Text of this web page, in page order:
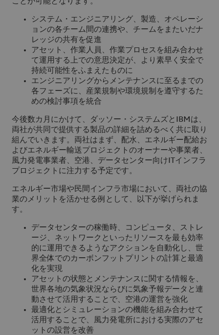
システム・エンジニアリング、製造、オペレーシ
ョンの各チーム間の連携や、チームをまたいだナ
レッジの共有を促進
アセット、作業人員、作業プロセスを組み合わせ
て運用する上での意思決定が、より素早く安全で
持続可能性をふまえたものに
エンジニアリングからメンテナンスに至るまでの
各フェーズに、産業規制や環境規制を遵守するた
めの検討事項を統合
今後数カ月にかけて、ダッソー・システムズとIBMは、
両社が共同で提供する製品の詳細を詰めるべく共に取り
組んでいきます。両社はまず、配水、エネルギー配給お
よびエネルギー輸送プロジェクトのオーナーや事業者、
風力発電事業者、空港、データセンター向けITインフラ
プロジェクトに注力する予定です。
エネルギー市場や民間インフラ市場において、両社の協
業のメリットを活かせる例として、以下が挙げられま
す。
データセンターの稼働時、コンピュータ、ストレ
ージ、ネットワークといったリソースを最も効率
的に運用できるようなアクションを自動化し、世
界全体でのカーボンフットプリントの計算と最適
化を実現
アセットの状態とメンテナンスに関する情報を、
世界各地の気象状況ならびに気象予報データと連
動させて活用することで、空港の運営を強化
最適化とシミュレーションの機能を組み合わせて
活用することで、風力発電所における実際のアセ
ットの設営を改善